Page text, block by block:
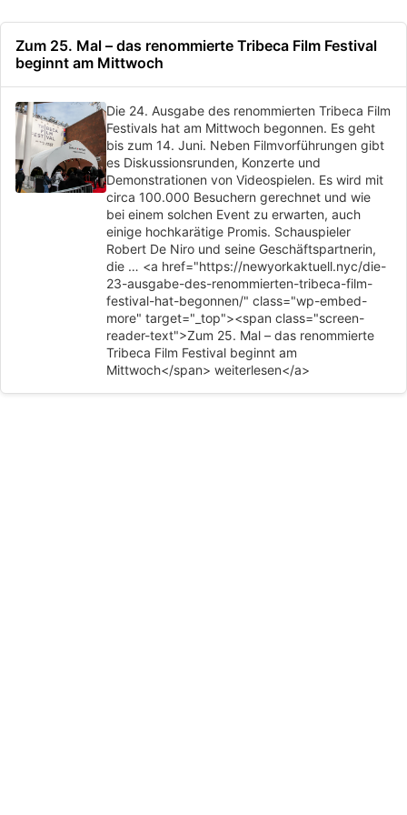
Zum 25. Mal – das renommierte Tribeca Film Festival
beginnt am Mittwoch
Die 24. Ausgabe des renommierten Tribeca Film
Festivals hat am Mittwoch begonnen. Es geht
bis zum 14. Juni. Neben Filmvorführungen gibt
es Diskussionsrunden, Konzerte und
Demonstrationen von Videospielen. Es wird mit
circa 100.000 Besuchern gerechnet und wie
bei einem solchen Event zu erwarten, auch
einige hochkarätige Promis. Schauspieler
Robert De Niro und seine Geschäftspartnerin,
die … <a href="https://newyorkaktuell.nyc/die-
23-ausgabe-des-renommierten-tribeca-film-
festival-hat-begonnen/" class="wp-embed-
more" target="_top"><span class="screen-
reader-text">Zum 25. Mal – das renommierte
Tribeca Film Festival beginnt am
Mittwoch</span> weiterlesen</a>